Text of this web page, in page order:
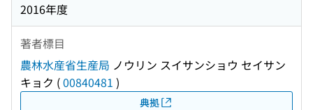
2016年度
著者標目
農林水産省生産局 ノウリン スイサンショウ セイサン
キョク (00840481 )
典拠